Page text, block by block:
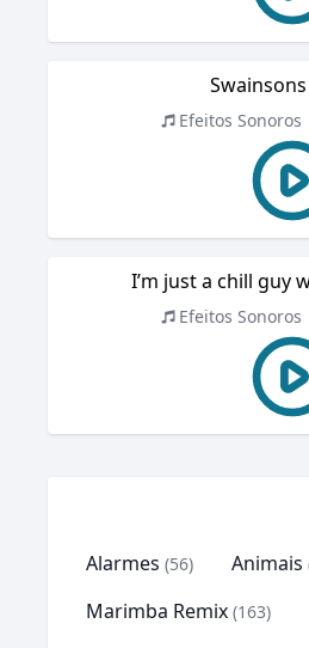
Efeitos Sonoros
I’m just a chill guy
Efeitos Sonoros
Alarmes (56) Animais
Marimba Remix (163)